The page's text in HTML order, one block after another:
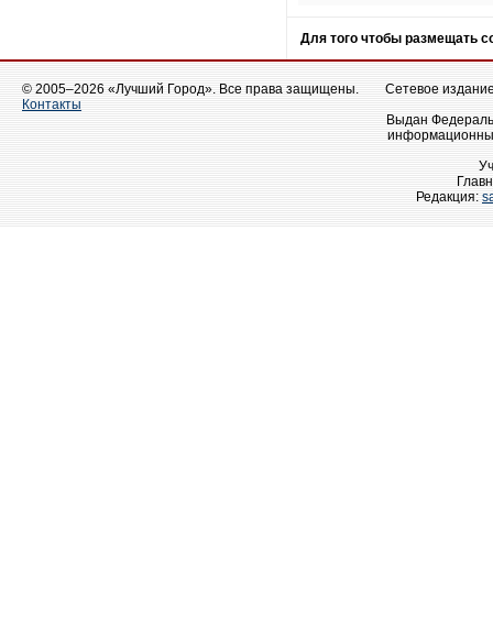
Для того чтобы размещать
© 2005–2026 «Лучший Город». Все права защищены.
Контакты
Сетевое
Выдан
Редакция: